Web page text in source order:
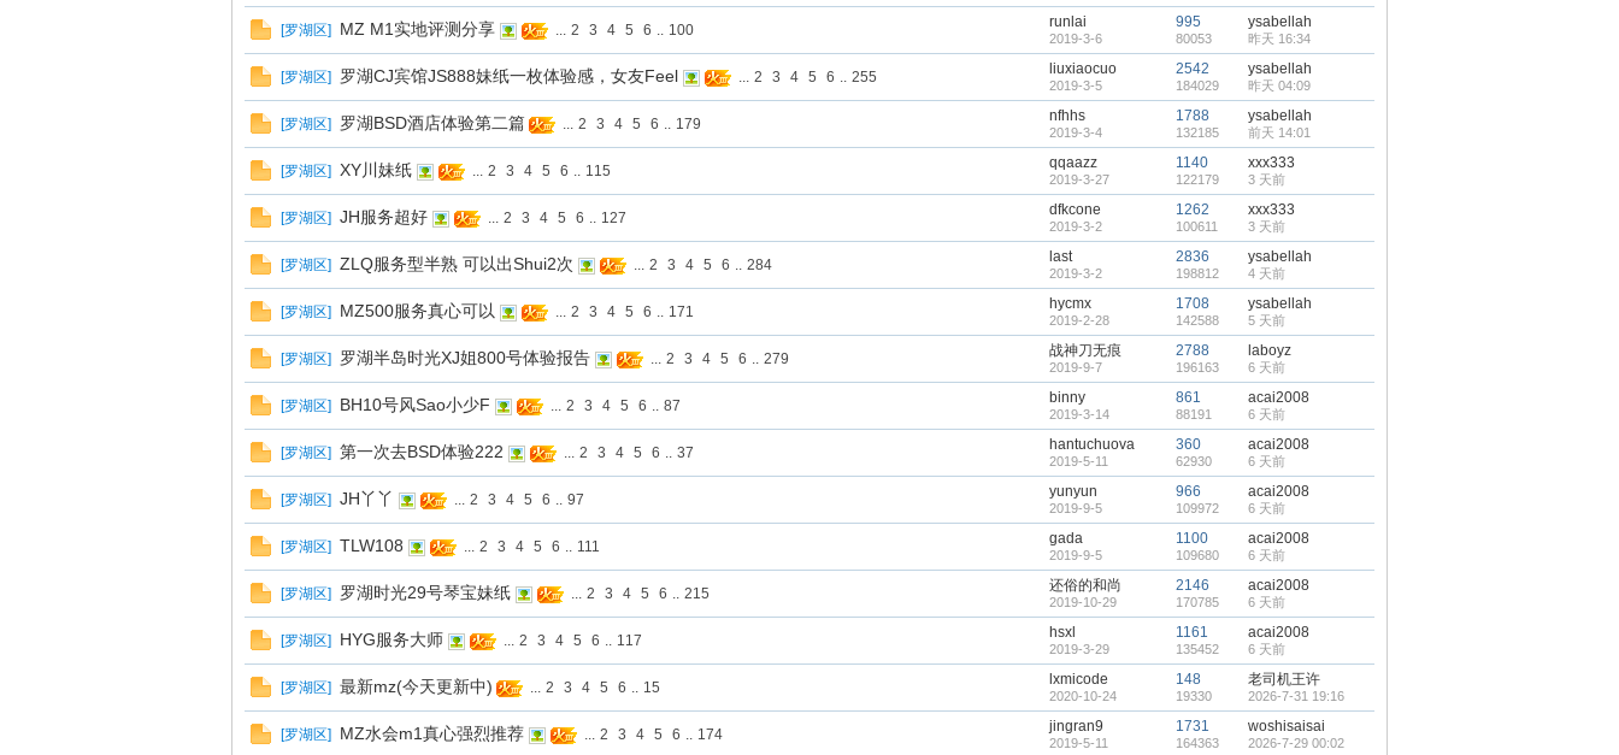
[罗湖区] MZ M1实地评测分享 ... 2 3 4 5 6 .. 100 runlai
2019-3-6
995
80053
ysabellah
昨天 16:34
[罗湖区] 罗湖CJ宾馆JS888妹纸一枚体验感，女友Feel ... 2 3 4 5 6 .. 255 liuxiaocuo
2019-3-5
2542
184029
ysabellah
昨天 04:09
[罗湖区] 罗湖BSD酒店体验第二篇 ... 2 3 4 5 6 .. 179 nfhhs
2019-3-4
1788
132185
ysabellah
前天 14:01
[罗湖区] XY川妹纸 ... 2 3 4 5 6 .. 115 qqaazz
2019-3-27
1140
122179
xxx333
3 天前
[罗湖区] JH服务超好 ... 2 3 4 5 6 .. 127 dfkcone
2019-3-2
1262
100611
xxx333
3 天前
[罗湖区] ZLQ服务型半熟 可以出Shui2次 ... 2 3 4 5 6 .. 284 last
2019-3-2
2836
198812
ysabellah
4 天前
[罗湖区] MZ500服务真心可以 ... 2 3 4 5 6 .. 171 hycmx
2019-2-28
1708
142588
ysabellah
5 天前
[罗湖区] 罗湖半岛时光XJ姐800号体验报告 ... 2 3 4 5 6 .. 279 战神刀无痕
2019-9-7
2788
196163
laboyz
6 天前
[罗湖区] BH10号风Sao小少F ... 2 3 4 5 6 .. 87 binny
2019-3-14
861
88191
acai2008
6 天前
[罗湖区] 第一次去BSD体验222 ... 2 3 4 5 6 .. 37 hantuchuova
2019-5-11
360
62930
acai2008
6 天前
[罗湖区] JH丫丫 ... 2 3 4 5 6 .. 97 yunyun
2019-9-5
966
109972
acai2008
6 天前
[罗湖区] TLW108 ... 2 3 4 5 6 .. 111 gada
2019-9-5
1100
109680
acai2008
6 天前
[罗湖区] 罗湖时光29号琴宝妹纸 ... 2 3 4 5 6 .. 215 还俗的和尚
2019-10-29
2146
170785
acai2008
6 天前
[罗湖区] HYG服务大师 ... 2 3 4 5 6 .. 117 hsxl
2019-3-29
1161
135452
acai2008
6 天前
[罗湖区] 最新mz(今天更新中) ... 2 3 4 5 6 .. 15 lxmicode
2020-10-24
148
19330
老司机王许
2026-7-31 19:16
[罗湖区] MZ水会m1真心强烈推荐 ... 2 3 4 5 6 .. 174 jingran9
2019-5-11
1731
164363
woshisaisai
2026-7-29 00:02